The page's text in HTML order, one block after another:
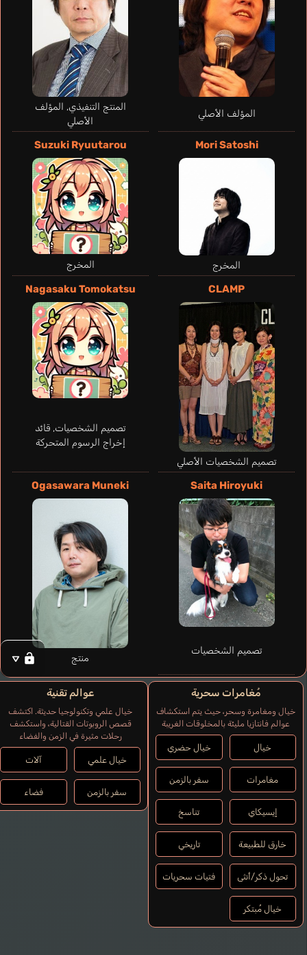
المؤلف الأصلي
المنتج التنفيذي, المؤلف
الأصلي
Mori Satoshi
المخرج
Suzuki Ryuutarou
المخرج
CLAMP
تصميم الشخصيات الأصلي
Nagasaku Tomokatsu
تصميم الشخصيات, قائد
إخراج الرسوم المتحركة
Saita Hiroyuki
تصميم الشخصيات
Ogasawara Muneki
منتج
Ebata Touya
Uchida Yuuma
Sakuma Daisuke
Bauer Brett
إنجليزي
Iseki Masanori
Morishima Shuuta
مُغامرات سحرية
خيال ومغامرة وسحر، حيث يتم استكشاف
عوالم فانتازيا مليئة بالمخلوقات الغريبة
خيال خيال حضري
مغامرات سفر بالزمن
إيسيكاي تناسخ
خارق للطبيعة تاريخي
تحول ذكر/أنثى فتيات سحريات
خيال مُبتكر
عوالم تقنية
خيال علمي وتكنولوجيا حديثة. اكتشف
قصص الروبوتات القتالية، واستكشف
رحلات مثيرة في الزمن والفضاء
خيال علمي آلات
سفر بالزمن فضاء